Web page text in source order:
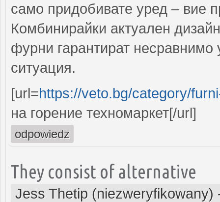
само придобивате уред – вие
Комбинирайки актуален
фурни гарантират несравнимо
ситуация.
[url=https://veto.bg/category/
на горение техномаркет[/url]
odpowiedz
They consist of alternative
Jess Thetip (niezweryfikowany)